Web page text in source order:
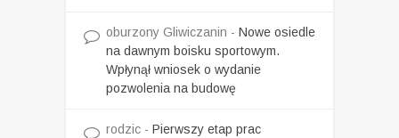
oburzony Gliwiczanin - Nowe osiedle
na dawnym boisku sportowym.
Wpłynął wniosek o wydanie
pozwolenia na budowę
rodzic - Pierwszy etap prac